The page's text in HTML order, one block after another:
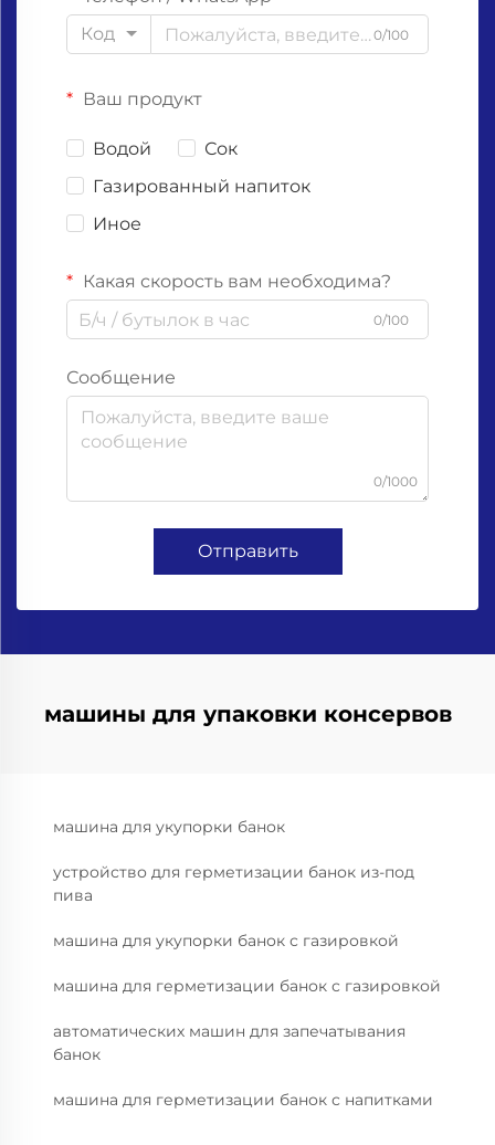
Код
0/100
Ваш продукт
Водой
Сок
Газированный напиток
Иное
Какая скорость вам необходима?
0/100
Сообщение
0/1000
Отправить
машины для упаковки консервов
машина для укупорки банок
устройство для герметизации банок из-под
пива
машина для укупорки банок с газировкой
машина для герметизации банок с газировкой
автоматических машин для запечатывания
банок
машина для герметизации банок с напитками